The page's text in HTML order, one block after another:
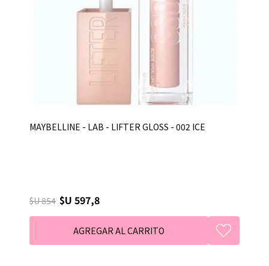
MAYBELLINE - LAB - LIFTER GLOSS - 002 ICE
$U 854 $U 597,8